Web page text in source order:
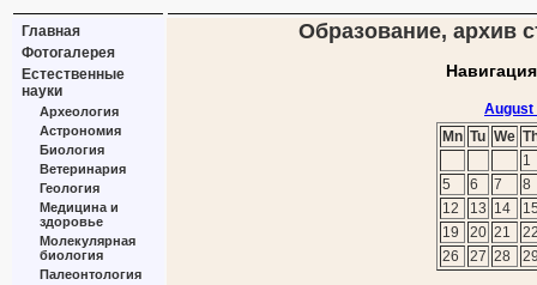
Главная
Фотогалерея
Естественные
науки
Археология
Астрономия
Биология
Ветеринария
Геология
Медицина и
здоровье
Молекулярная
биология
Палеонтология
Образование, архив
August
Mn Tu We
1
5
6 7
8
12
13 14
19
20 21
26
27 28